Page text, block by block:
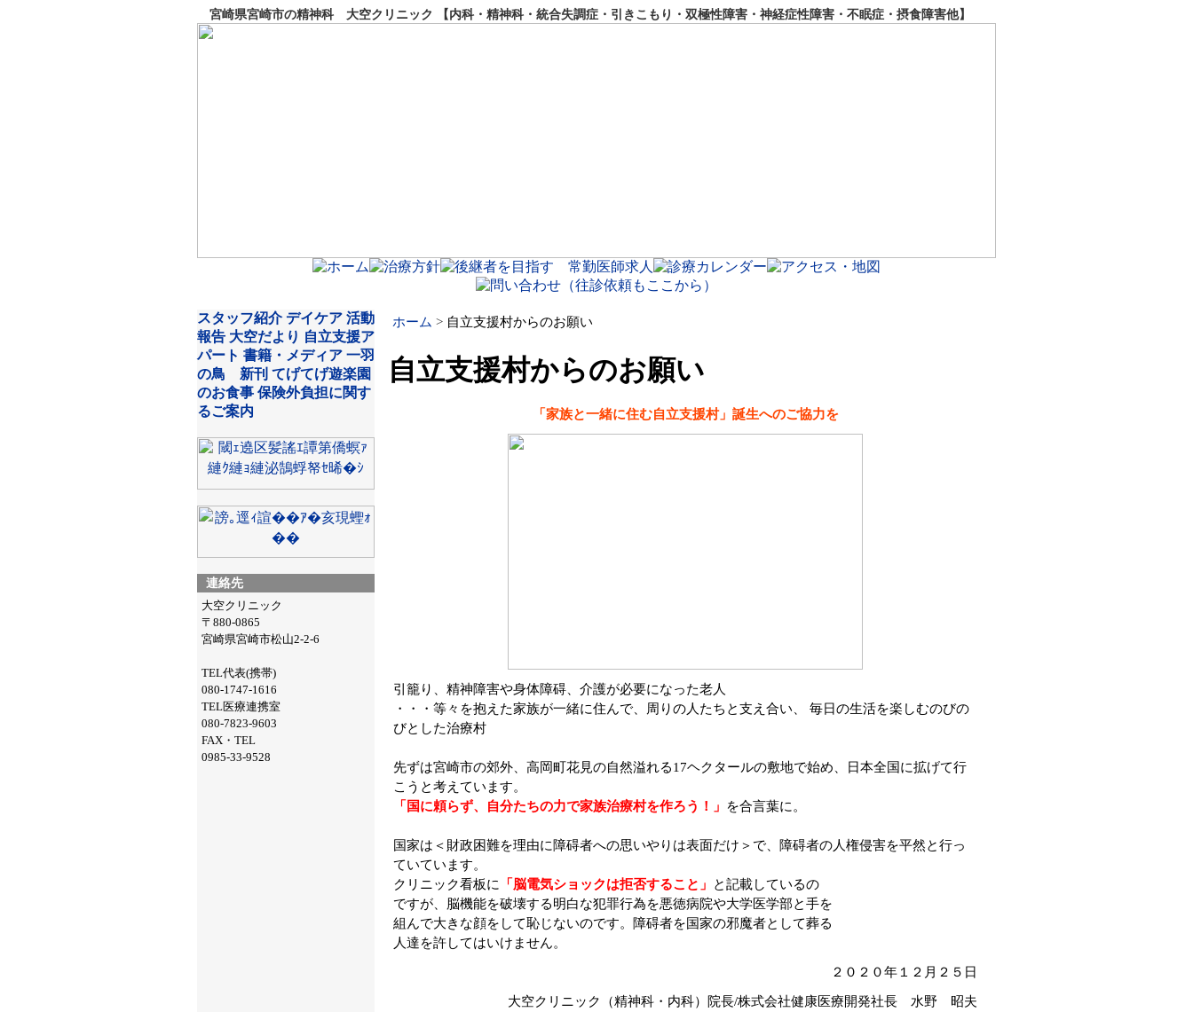
宮崎県宮崎市の精神科 大空クリニック 【内科・精神科・統合失調症・引きこもり・双極性障害・神経症性障害・不眠症・摂食障害他】
スタッフ紹介 デイケア 活動
報告 大空だより 自立支援ア
パート 書籍・メディア 一羽
の鳥 新刊 てげてげ遊楽園
のお食事 保険外負担に関す
るご案内
連絡先
大空クリニック
〒880-0865
宮崎県宮崎市松山2-2-6
TEL代表(携帯)
080-1747-1616
TEL医療連携室
080-7823-9603
FAX・TEL
0985-33-9528
ホーム 自立支援村からのお願い
自立支援村からのお願い
「家族と一緒に住む自立支援村」誕生へのご協力を
引籠り、精神障害や身体障碍、介護が必要になった老人
・・・等々を抱えた家族が一緒に住んで、周りの人たちと支え合い、 毎日の生活を楽しむのびの
びとした治療村
先ずは宮崎市の郊外、高岡町花見の自然溢れる17ヘクタールの敷地で始め、日本全国に拡げて行
こうと考えています。
「国に頼らず、自分たちの力で家族治療村を作ろう！」
を合言葉に。
国家は＜財政困難を理由に障碍者への思いやりは表面だけ＞で、障碍者の人権侵害を平然と行っ
ていています。
クリニック看板に
「脳電気ショックは拒否すること」
と記載しているの
ですが、脳機能を破壊する明白な犯罪行為を悪徳病院や大学医学部と手を
組んで大きな顔をして恥じないのです。障碍者を国家の邪魔者として葬る
人達を許してはいけません。
２０２０年１２月２５日
大空クリニック（精神科・内科）院長/株式会社健康医療開発社長 水野 昭夫